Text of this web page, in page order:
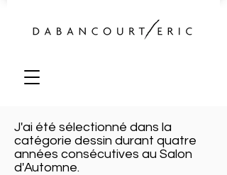
J'ai été sélectionné dans la
catégorie dessin durant quatre
années consécutives au Salon
d'Automne.